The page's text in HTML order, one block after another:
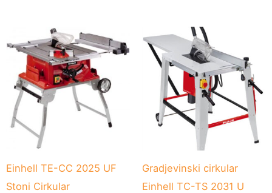
Einhell TE-CC 2025 UF
Stoni Cirkular
Gradjevinski cirkular
Einhell TC-TS 2031 U